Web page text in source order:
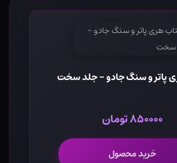
پاتر و سنگ جادو - جلد سخت
۸۵۰۰۰۰ تومان
خرید محصول